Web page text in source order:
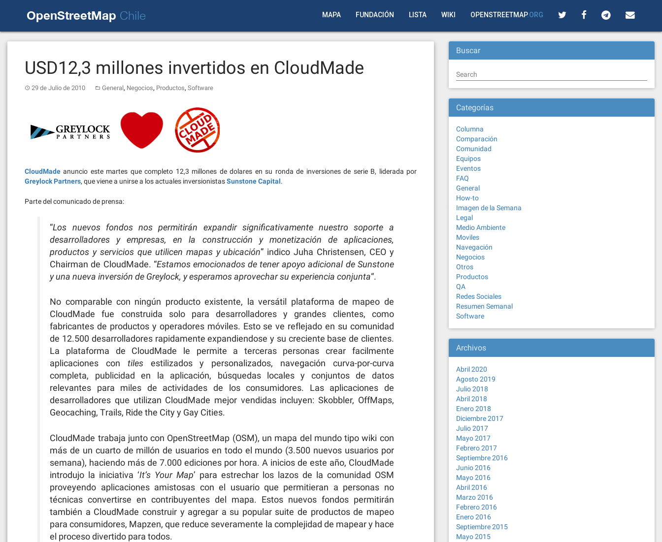
OpenStreetMap Chile MAPA FUNDACIÓN LISTA WIKI OPENSTREETMAP.ORG
USD12,3 millones invertidos en CloudMade
29 de Julio de 2010 General, Negocios, Productos, Software
CloudMade anuncio este martes que completo 12,3 millones de dolares en su ronda de inversiones de serie B, liderada por
Greylock Partners, que viene a unirse a los actuales inversionistasSunstone Capital.
Parte del comunicado de prensa:
“Los nuevos fondos nos permitirán expandir significativamente nuestro soporte a
desarrolladores y empresas, en la construcción y monetización de aplicaciones,
productos y servicios que utilicen mapas y ubicación” indico Juha Christensen, CEO y
Chairman de CloudMade. “Estamos emocionados de tener apoyo adicional de Sunstone
y una nueva inversión de Greylock, y esperamos aprovechar su experiencia conjunta“.
No comparable con ningún producto existente, la versátil plataforma de mapeo de
CloudMade fue construida solo para desarrolladores y grandes clientes, como
fabricantes de productos y operadores móviles. Esto se ve reflejado en su comunidad
de 12.500 desarrolladores rapidamente expandiendose y su creciente base de clientes.
La plataforma de CloudMade le permite a terceras personas crear facilmente
aplicaciones con tilesestilizados y personalizados, navegación curva-por-curva
completa, publicidad en la aplicación, búsquedas locales y conjuntos de datos
relevantes para miles de actividades de los consumidores. Las aplicaciones de
desarrolladores que utilizan CloudMade mejor vendidas incluyen: Skobbler, OffMaps,
Geocaching, Trails, Ride the City y Gay Cities.
CloudMade trabaja junto con OpenStreetMap (OSM), un mapa del mundo tipo wiki con
más de un cuarto de millón de usuarios en todo el mundo (3.500 nuevos usuarios por
semana), haciendo más de 7.000 ediciones por hora. A inicios de este año, CloudMade
introdujo la iniciativa ‘It’s Your Map’ para estrechar los lazos de la comunidad OSM
proveyendo aplicaciones amistosas con el usuario que permitieran a personas no
técnicas convertirse en contribuyentes del mapa. Estos nuevos fondos permitirán
también a CloudMade construir y agregar a su popular suite de productos de mapeo
para consumidores, Mapzen, que reduce severamente la complejidad de mapear y hace
el proceso divertido para todos.
Buscar
Search
Categorías
Columna
Comparación
Comunidad
Equipos
Eventos
FAQ
General
How-to
Imagen de la Semana
Legal
Medio Ambiente
Moviles
Navegación
Negocios
Otros
Productos
QA
Redes Sociales
Resumen Semanal
Software
Archivos
Abril 2020
Agosto 2019
Julio 2018
Abril 2018
Enero 2018
Diciembre 2017
Julio 2017
Mayo 2017
Febrero 2017
Septiembre 2016
Junio 2016
Mayo 2016
Abril 2016
Marzo 2016
Febrero 2016
Enero 2016
Septiembre 2015
Mayo 2015